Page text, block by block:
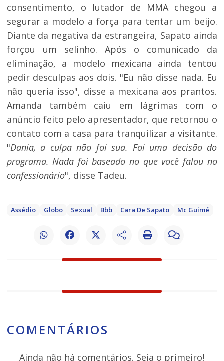
consentimento, o lutador de MMA chegou a
segurar a modelo a força para tentar um beijo.
Diante da negativa da estrangeira, Sapato ainda
forçou um selinho. Após o comunicado da
eliminação, a modelo mexicana ainda tentou
pedir desculpas aos dois. "Eu não disse nada. Eu
não queria isso", disse a mexicana aos prantos.
Amanda também caiu em lágrimas com o
anúncio feito pelo apresentador, que retornou o
contato com a casa para tranquilizar a visitante.
"Dania, a culpa não foi sua. Foi uma decisão do
programa. Nada foi baseado no que você falou no
confessionário", disse Tadeu.
Assédio Globo Sexual Bbb Cara De Sapato Mc Guimé
COMENTÁRIOS
Ainda não há comentários. Seja o primeiro!